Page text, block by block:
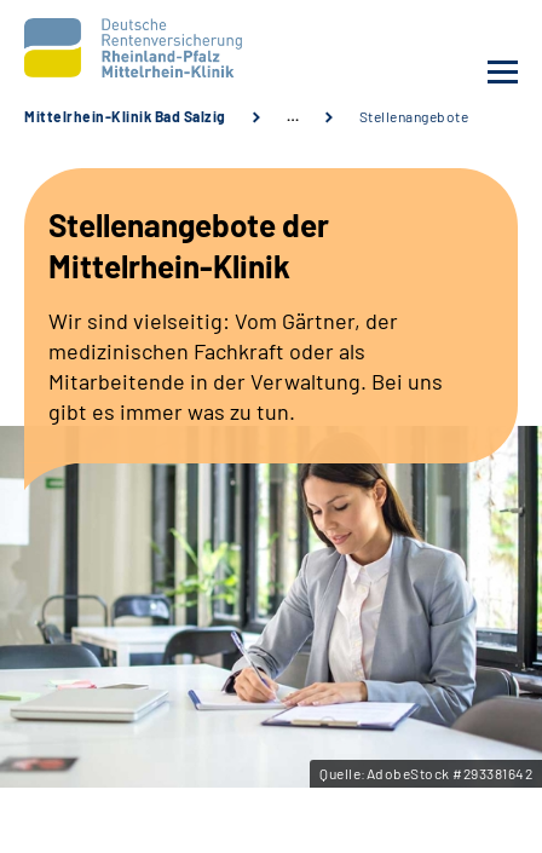
Unsere Angebote
Karriere
Zuweisende &
Leichte Sprache
Gebärdensprache
Mittelrhein-Klinik Bad Salzig … Stellenangebote
Stellenangebote der
Mittelrhein-Klinik
Wir sind vielseitig: Vom Gärtner, der
medizinischen Fachkraft oder als
Mitarbeitende in der Verwaltung. Bei uns
gibt es immer was zu tun.
Quelle:AdobeStock #293381642